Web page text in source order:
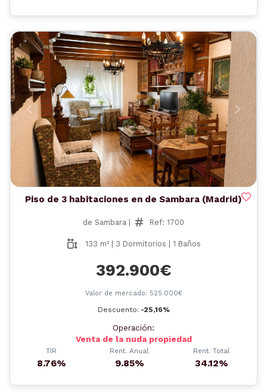
Anterior
Piso de 3 habitaciones en de Sambara (Madrid)
de Sambara | Ref: 1700
133 m² | 3 Dormitorios | 1 Baños
392.900€
Valor de mercado: 525.000€
Descuento: -25,16%
Operación:
Venta de la nuda propiedad
TIR
8.76%
Rent. Anual
9.85%
Rent. Total
34.12%